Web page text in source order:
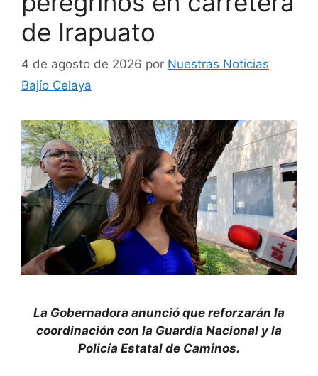
de Irapuato
4 de agosto de 2026 por Nuestras Noticias
Bajío Celaya
La Gobernadora anunció que reforzarán la
coordinación con la Guardia Nacional y la
Policía Estatal de Caminos.